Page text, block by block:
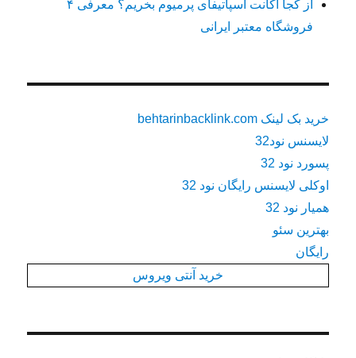
از کجا اکانت اسپاتیفای پرمیوم بخریم؟ معرفی ۴
فروشگاه معتبر ایرانی
خرید بک لینک behtarinbacklink.com
لایسنس نود32
پسورد نود 32
اوکلی لایسنس رایگان نود 32
همیار نود 32
بهترین سئو
رایگان
خرید آنتی ویروس